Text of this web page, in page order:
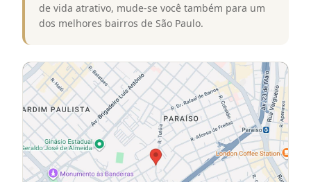
de vida atrativo, mude-se você também para um
dos melhores bairros de São Paulo.